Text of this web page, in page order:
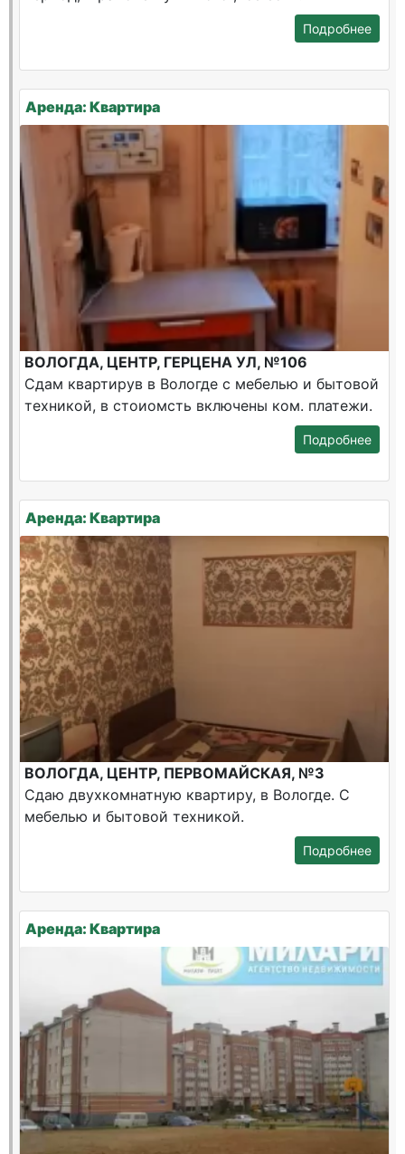
Подробнее
Аренда: Квартира
ВОЛОГДА, ЦЕНТР, ГЕРЦЕНА УЛ, №106
Сдам квартирув в Вологде с мебелью и бытовой
техникой, в стоиомсть включены ком. платежи.
Подробнее
Аренда: Квартира
ВОЛОГДА, ЦЕНТР, ПЕРВОМАЙСКАЯ, №3
Сдаю двухкомнатную квартиру, в Вологде. С
мебелью и бытовой техникой.
Подробнее
Аренда: Квартира